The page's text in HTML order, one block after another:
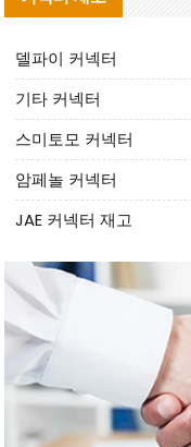
델파이 커넥터
기타 커넥터
스미토모 커넥터
암페놀 커넥터
JAE 커넥터 재고